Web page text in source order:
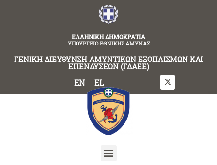
ΕΛΛΗΝΙΚΗ ΔΗΜΟΚΡΑΤΙΑ
ΥΠΟΥΡΓΕΙΟ ΕΘΝΙΚΗΣ ΑΜΥΝΑΣ
ΓΕΝΙΚΗ ΔΙΕΥΘΥΝΣΗ ΑΜΥΝΤΙΚΩΝ ΕΞΟΠΛΙΣΜΩΝ ΚΑΙ
ΕΠΕΝΔΥΣΕΩΝ (ΓΔΑΕΕ)
EN EL